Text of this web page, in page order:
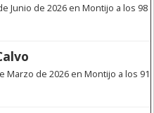
Junio de 2026 en Montijo a los 98
Marzo de 2026 en Montijo a los 91